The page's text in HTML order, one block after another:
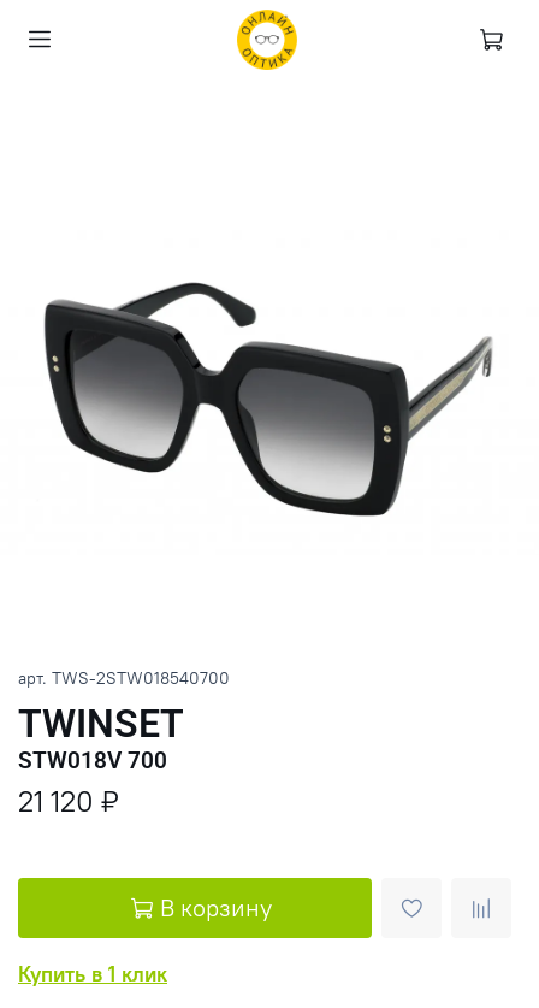
арт. TWS-2STW018540700
TWINSET
STW018V 700
21 120 ₽
В корзину
Купить в 1 клик